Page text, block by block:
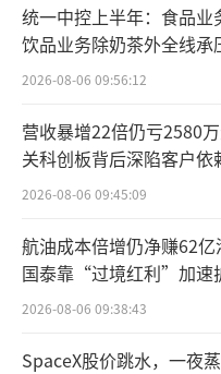
03亿元购得涌金集
权，并增发2亿多股
脱离了“涌金系”。
友搏药业为九
疏血通注射剂，这
要实现2015年、
于母公司股东的扣
分别不低于4.58亿
元。最终这三年都
统一中控上半年：食品业
饮品业务除奶茶外全线承
2026-08-06 09:56:12
营收暴增22倍仍亏2580
关科创板背后深陷客户依
困局
2026-08-06 09:45:09
航油成本倍增仍净赚62
国泰靠“过境红利”加速
2026-08-06 09:38:43
SpaceX股价跳水，一夜